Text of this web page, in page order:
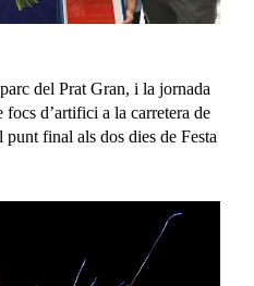
del Prat Gran, i la jornada
d’artifici a la carretera de
final als dos dies de Festa